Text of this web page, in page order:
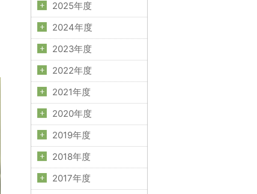
2025年度
2024年度
2023年度
2022年度
2021年度
2020年度
2019年度
2018年度
2017年度